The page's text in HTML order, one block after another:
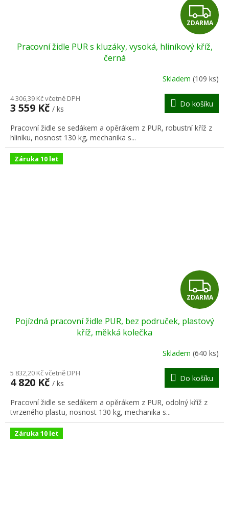
Z
D
A
R
M
A
ZDARMA
Pracovní židle PUR s kluzáky, vysoká, hliníkový kříž,
černá
Skladem (109 ks)
4 306,39 Kč včetně DPH
3 559 Kč / ks
Do košíku
Pracovní židle se sedákem a opěrákem z PUR, robustní kříž z
hliníku, nosnost 130 kg, mechanika s...
Záruka 10 let
Z
D
A
R
M
A
ZDARMA
Pojízdná pracovní židle PUR, bez područek, plastový
kříž, měkká kolečka
Skladem (640 ks)
5 832,20 Kč včetně DPH
4 820 Kč / ks
Do košíku
Pracovní židle se sedákem a opěrákem z PUR, odolný kříž z
tvrzeného plastu, nosnost 130 kg, mechanika s...
Záruka 10 let